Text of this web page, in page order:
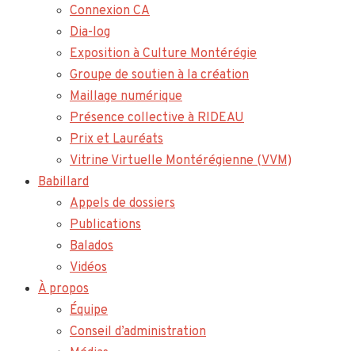
Connexion CA
Dia-log
Exposition à Culture Montérégie
Groupe de soutien à la création
Maillage numérique
Présence collective à RIDEAU
Prix et Lauréats
Vitrine Virtuelle Montérégienne (VVM)
Babillard
Appels de dossiers
Publications
Balados
Vidéos
À propos
Équipe
Conseil d’administration